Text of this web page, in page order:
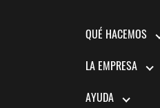
QUÉ HACEMOS
LA EMPRESA
AYUDA